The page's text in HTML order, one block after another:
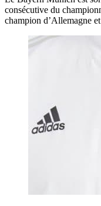
consécutive du
champion d’Allemagne